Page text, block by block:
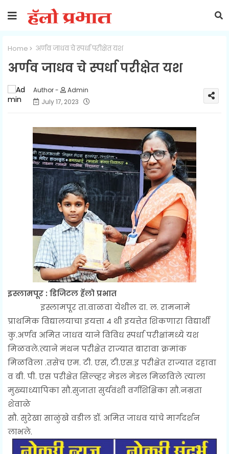
Home अर्णव जाधव चे स्पर्धा परीक्षेत यश
अर्णव जाधव चे स्पर्धा परीक्षेत यश
Admin
July 17, 2023
इस्लामपूर : डिजिटल हॅलो प्रभात
इस्लामपूर ता.वाळवा येथील दा. ल. रामनामे
प्राथमिक विद्यालयाचा इयत्ता 4 थी इयत्तेत शिकणारा विद्यार्थी
कु.अर्णव अमित जाधव याने विविध स्पर्धा परीक्षांमध्ये यश
मिळवले.त्याने मंथन परीक्षेत राज्यात बारावा क्रमांक
मिळविला .तसेच एम. टी. एस, टी.एस.इ परीक्षेत राज्यात दहावा
व बी. पी. एस परीक्षेत सिल्व्हर मेडल मेडल मिळविले त्याला
मुख्याध्यापिका सौ.सुजाता सुर्यवंशी वर्गशिक्षिका सौ.नम्रता
शेवाळे
सौ. सुरेखा साळुंखे वडील डॉ. अमित जाधव यांचे मार्गदर्शन
लाभले.